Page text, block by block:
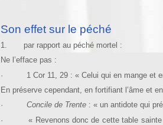
Son effet sur le péché
1. par rapport au péché mortel :
Ne l’efface pas :
· 1 Cor 11, 29 : « Celui qui en mange et en
En préserve cependant, en fortifiant l’âme et
· Concile de Trente: « un antidote qui
· « Revenons donc de cette table sainte